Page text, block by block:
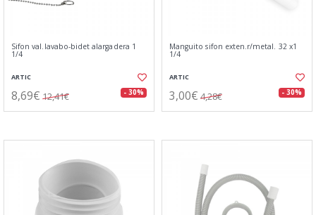
Sifon val.lavabo-bidet alargadera 1
1/4
ARTIC
8,69€ 12,41€ - 30%
Manguito sifon exten.r/metal. 32 x1
1/4
ARTIC
3,00€ 4,28€ - 30%